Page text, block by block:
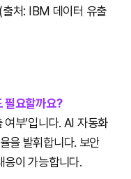
처: IBM 데이터 유출
필요할까요?
여부’입니다. AI 자동화
을 발휘합니다. 보안
응이 가능합니다.